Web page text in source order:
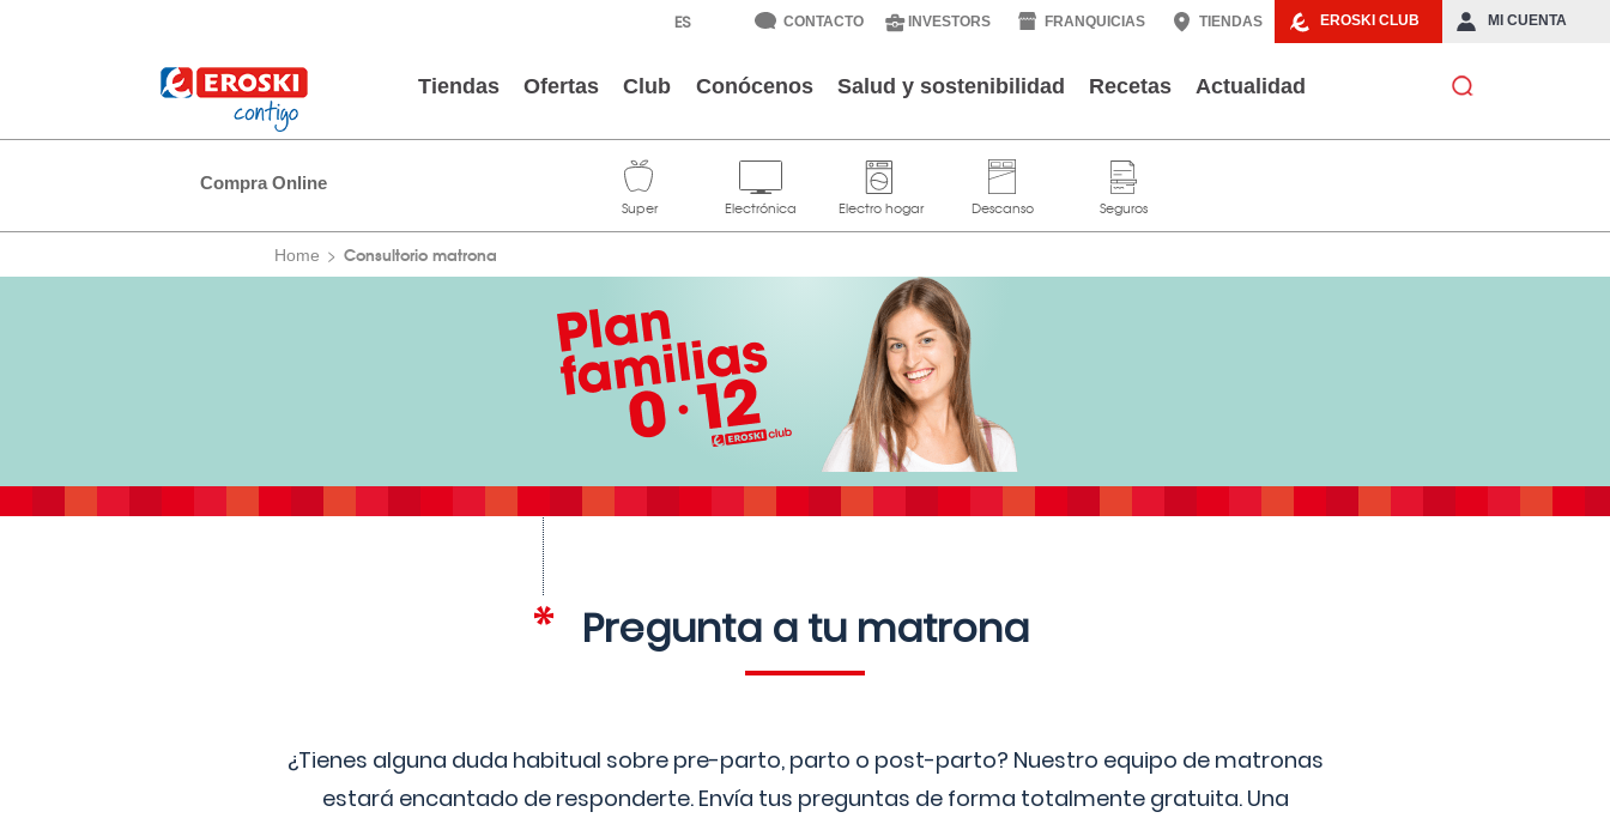
EROSKI CLUB MI CUENTA
CONTACTO INVESTORS FRANQUICIAS TIENDAS
Tiendas Ofertas Club Conócenos Salud y sostenibilidad Recetas Actualidad
Compra Online
Home Consultorio matrona
Pregunta a tu matrona
¿Tienes alguna duda habitual sobre pre-parto, parto o post-parto? Nuestro equipo de matronas
estará encantado de responderte. Envía tus preguntas de forma totalmente gratuita. Una